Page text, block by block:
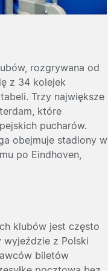
rozgrywana od
z 34 kolejek
Trzy największe
, które
pucharów.
obejmuje stadiony w
po Eindhoven,
klubów jest często
wyjeździe z Polski
biletów